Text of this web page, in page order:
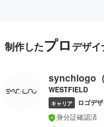
制作したプロ デザイ
synchlogo（
WESTFIELD
キャリア ロゴデ
身分証確認済